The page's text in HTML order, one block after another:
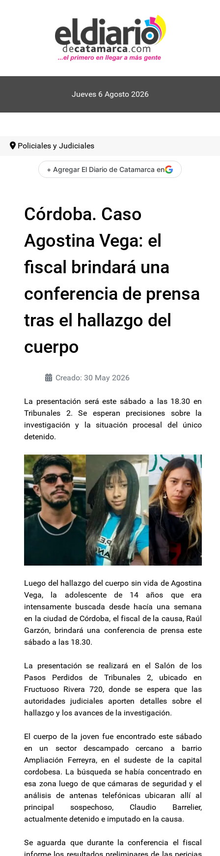
Jueves 6 Agosto 2026
Policiales y Judiciales
+ Agregar El Diario de Catamarca en
Córdoba. Caso
Agostina Vega: el
fiscal brindará una
conferencia de prensa
tras el hallazgo del
cuerpo
Creado: 30 May 2026
La presentación será este sábado a las 18.30 en
Tribunales 2. Se esperan precisiones sobre la
investigación y la situación procesal del único
detenido.
Luego del hallazgo del cuerpo sin vida de Agostina
Vega, la adolescente de 14 años que era
intensamente buscada desde hacía una semana
en la ciudad de Córdoba, el fiscal de la causa, Raúl
Garzón, brindará una conferencia de prensa este
sábado a las 18.30.
La presentación se realizará en el Salón de los
Pasos Perdidos de Tribunales 2, ubicado en
Fructuoso Rivera 720, donde se espera que las
autoridades judiciales aporten detalles sobre el
hallazgo y los avances de la investigación.
El cuerpo de la joven fue encontrado este sábado
en un sector descampado cercano a barrio
Ampliación Ferreyra, en el sudeste de la capital
cordobesa. La búsqueda se había concentrado en
esa zona luego de que cámaras de seguridad y el
análisis de antenas telefónicas ubicaran allí al
principal sospechoso, Claudio Barrelier,
actualmente detenido e imputado en la causa.
Se aguarda que durante la conferencia el fiscal